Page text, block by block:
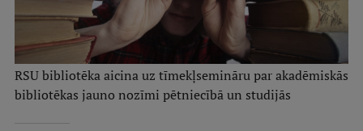
RSU bibliotēka aicina uz tīmekļsemināru par akadēmiskās
bibliotēkas jauno nozīmi pētniecībā un studijās